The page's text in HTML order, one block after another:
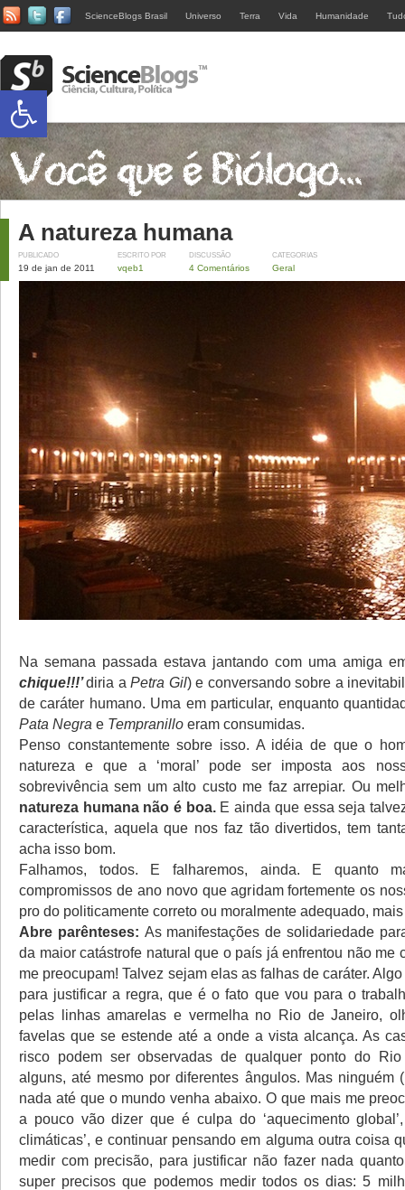
ScienceBlogs Brasil Universo Terra Vida Humanidade
A natureza humana
PUBLICADO
19 de jan de 2011
ESCRITO POR
vqeb1
DISCUSSÃO
4 Comentários
CATEGORIAS
Geral
Na semana passada estava jantando com uma amiga
chique!!!’diria aPetra Gil) e conversando sobre a
de caráter humano. Uma em particular, enquanto
Pata Negra e Tempranillo eram consumidas.
Penso constantemente sobre isso. A idéia de que o
natureza e que a ‘moral’ pode ser imposta aos
sobrevivência sem um alto custo me faz arrepiar. Ou
natureza humana não é boa. E ainda que essa seja
característica, aquela que nos faz tão divertidos, tem
acha isso bom.
Falhamos, todos. E falharemos, ainda. E quanto
compromissos de ano novo que agridam fortemente os
pro do politicamente correto ou moralmente adequado,
Abre parênteses: As manifestações de solidariedade
da maior catástrofe natural que o país já enfrentou não me
me preocupam! Talvez sejam elas as falhas de caráter.
para justificar a regra, que é o fato que vou para o
pelas linhas amarelas e vermelha no Rio de Janeiro,
favelas que se estende até a onde a vista alcança. As
risco podem ser observadas de qualquer ponto do
alguns, até mesmo por diferentes ângulos. Mas ninguém
nada até que o mundo venha abaixo. O que mais me
a pouco vão dizer que é culpa do ‘aquecimento
climáticas’, e continuar pensando em alguma outra coisa
medir com precisão, para justificar não fazer nada
super precisos que podemos medir todos os dias: 5
Abrir a barra de ferramentas